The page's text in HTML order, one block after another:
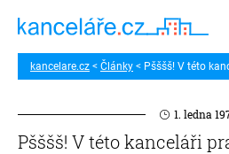
kancelare.cz Články Pšššš! V této
1. ledna
Pšššš! V této kanceláři